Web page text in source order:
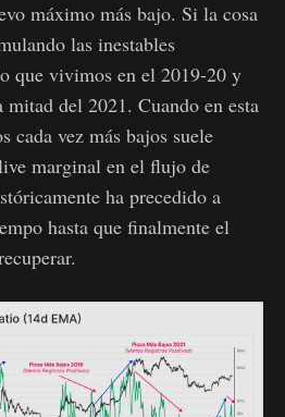
máximo más bajo. Si la cosa
las inestables
que vivimos en el 2019-20 y
mitad del 2021. Cuando en esta
cada vez más bajos suele
marginal en el flujo de
ha precedido a
hasta que finalmente el